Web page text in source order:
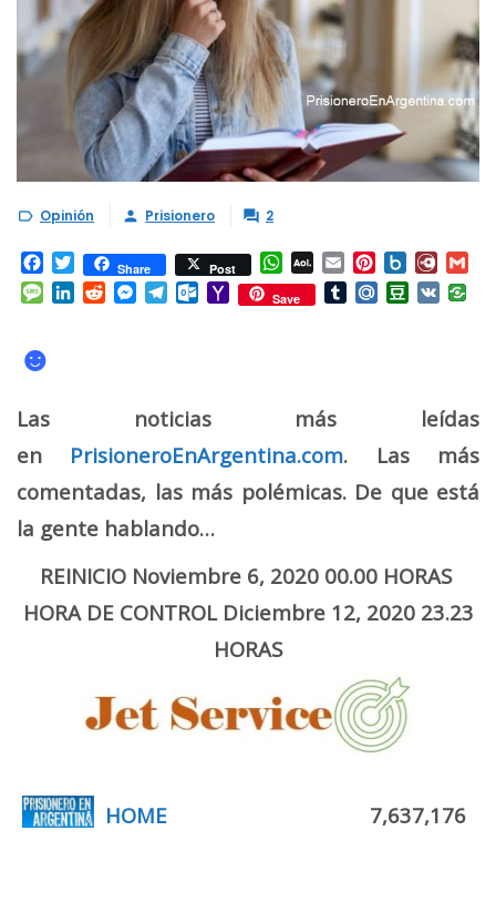
 Opinión  Prisionero  2
Facebook
TwitterShare Post WhatsApp
AOL
Mail
Email Pinterest
Box.net
Message
LinkedIn
RedditMessenger
Telegram
Outlook.com
Yahoo
Mail
Save TumblrMail.RuDouban
VK
☻
Las noticias más leídas
en PrisioneroEnArgentina.com. Las más
comentadas, las más polémicas. De que está
la gente hablando…
REINICIO Noviembre 6, 2020 00.00 HORAS
HORA DE CONTROL Diciembre 12, 2020 23.23
HORAS
HOME 7,637,176